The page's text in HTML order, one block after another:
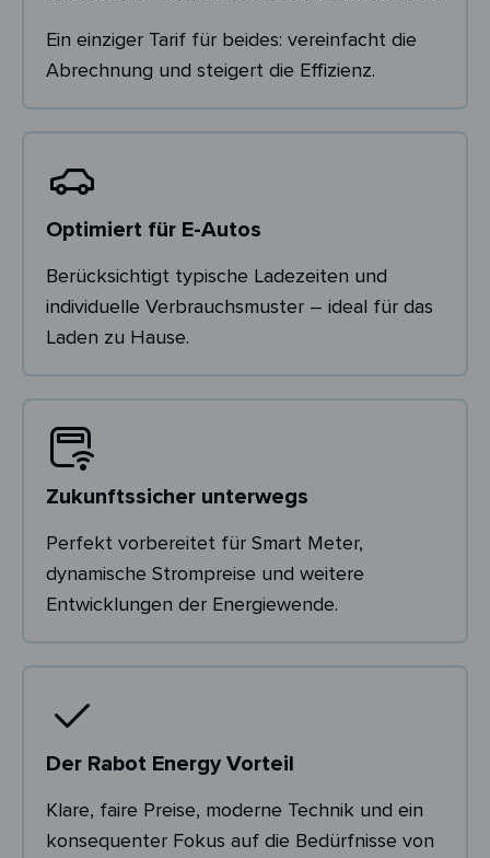
Ein einziger Tarif für beides: vereinfacht die
Abrechnung und steigert die Effizienz.
Optimiert für E-Autos
Berücksichtigt typische Ladezeiten und
individuelle Verbrauchsmuster – ideal für das
Laden zu Hause.
Zukunftssicher unterwegs
Perfekt vorbereitet für Smart Meter,
dynamische Strompreise und weitere
Entwicklungen der Energiewende.
Der Rabot Energy Vorteil
Klare, faire Preise, moderne Technik und ein
konsequenter Fokus auf die Bedürfnisse von